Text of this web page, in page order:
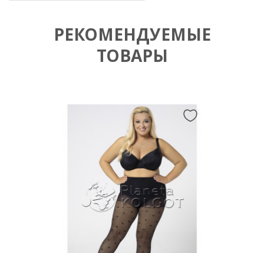
РЕКОМЕНДУЕМЫЕ
ТОВАРЫ